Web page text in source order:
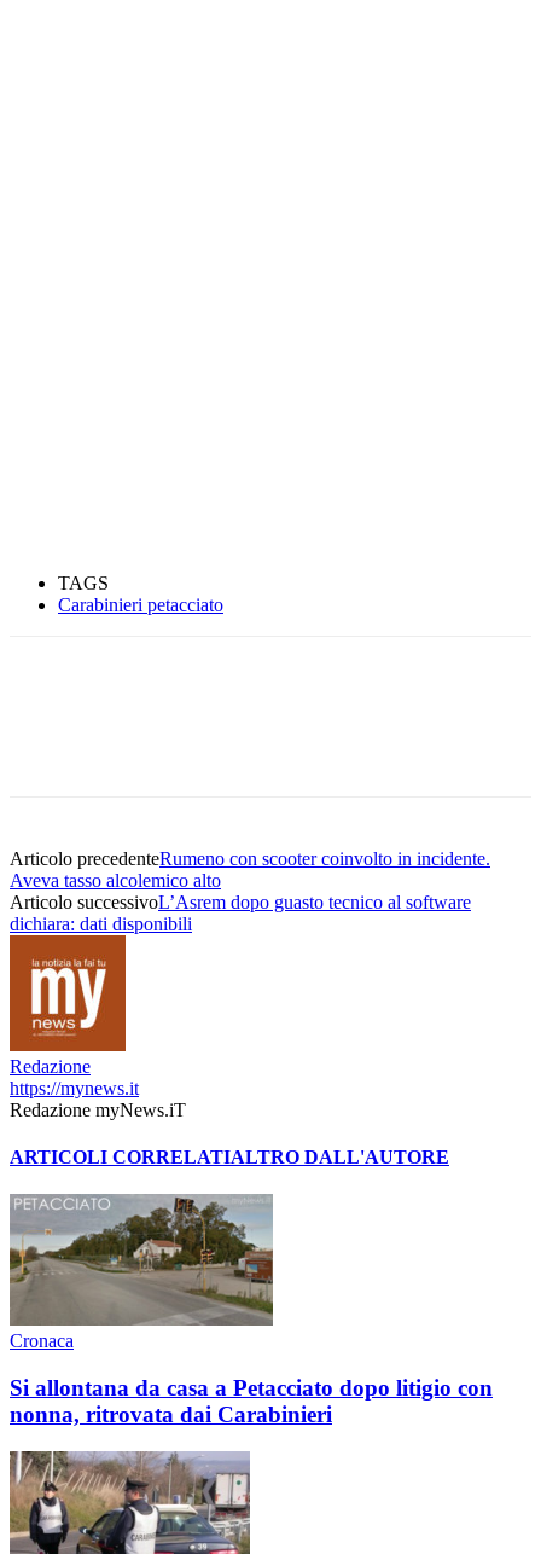
TAGS
Carabinieri petacciato
Articolo precedenteRumeno con scooter coinvolto in incidente.
Aveva tasso alcolemico alto
Articolo successivoL’Asrem dopo guasto tecnico al software
dichiara: dati disponibili
Redazione
https://mynews.it
Redazione myNews.iT
ARTICOLI CORRELATIALTRO DALL'AUTORE
Cronaca
Si allontana da casa a Petacciato dopo litigio con
nonna, ritrovata dai Carabinieri